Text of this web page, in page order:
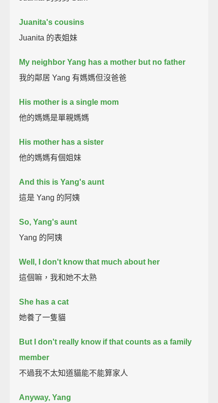
Juanita's cousins
Juanita 的表姐妹
My neighbor Yang has a mother but no father
我的鄰居 Yang 有媽媽但沒爸爸
His mother is a single mom
他的媽媽是單親媽媽
His mother has a sister
他的媽媽有個姐妹
And this is Yang's aunt
這是 Yang 的阿姨
So, Yang's aunt
Yang 的阿姨
Well, I don't know that much about her
這個嘛，我和她不太熟
She has a cat
她養了一隻貓
But I don't really know if that counts as a family
member
不過我不太知道貓能不能算家人
Anyway, Yang